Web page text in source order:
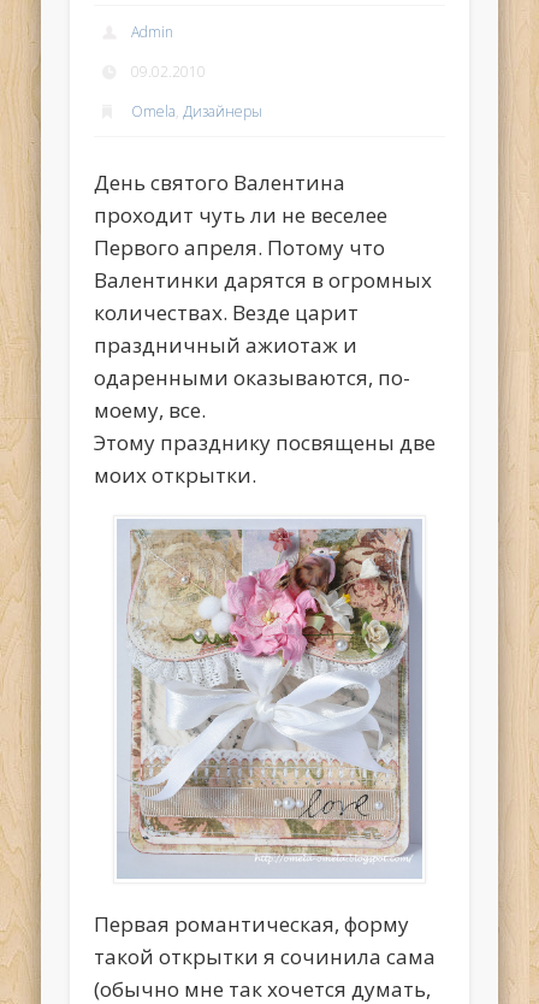
Admin
09.02.2010
Omela,Дизайнеры
День святого Валентина
проходит чуть ли не веселее
Первого апреля. Потому что
Валентинки дарятся в огромных
количествах. Везде царит
праздничный ажиотаж и
одаренными оказываются, по-
моему, все.
Этому празднику посвящены две
моих открытки.
Первая романтическая, форму
такой открытки я сочинила сама
(обычно мне так хочется думать,